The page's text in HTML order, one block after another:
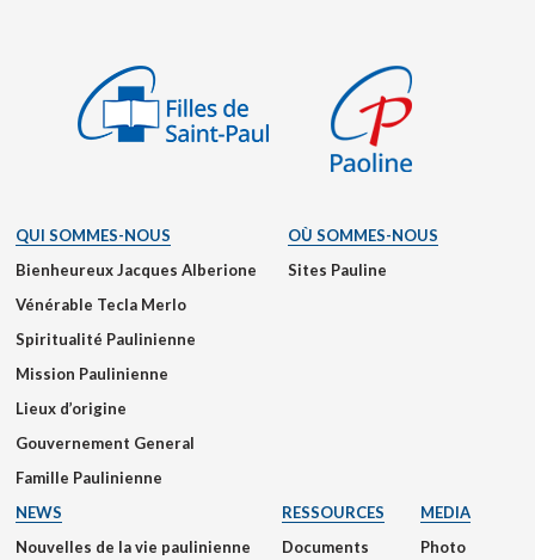
QUI SOMMES-NOUS
Bienheureux Jacques Alberione
Vénérable Tecla Merlo
Spiritualité Paulinienne
Mission Paulinienne
Lieux d’origine
Gouvernement General
Famille Paulinienne
OÙ SOMMES-NOUS
Sites Pauline
NEWS
Nouvelles de la vie paulinienne
RESSOURCES
Documents
MEDIA
Photo